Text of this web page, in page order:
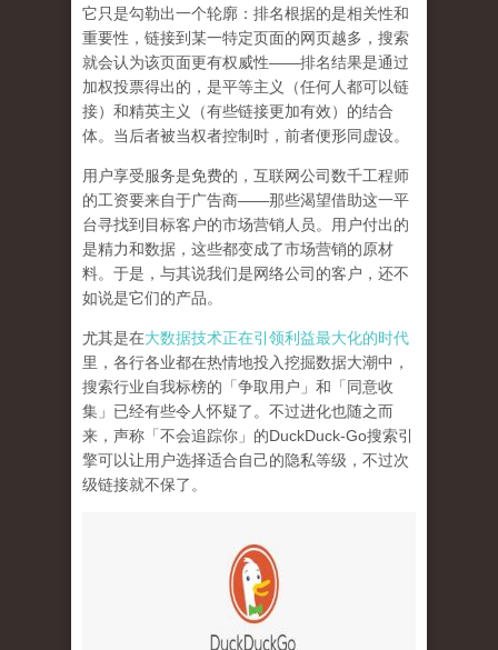
它只是勾勒出一个轮廓：排名根据的是相关性和
重要性，链接到某一特定页面的网页越多，搜索
就会认为该页面更有权威性——排名结果是通过
加权投票得出的，是平等主义（任何人都可以链
接）和精英主义（有些链接更加有效）的结合
体。 当后者被当权者控制时，前者便形同虚设。
用户享受服务是免费的，互联网公司数千工程师
的工资要来自于广告商——那些渴望借助这一平
台寻找到目标客户的市场营销人员。用户付出的
是精力和数据，这些都变成了市场营销的原材
料。于是， 与其说我们是网络公司的客户，还不
如说是它们的产品。
尤其是在大数据技术正在引领利益最大化的时代
里，各行各业都在热情地投入挖掘数据大潮中，
搜索行业自我标榜的「争取用户」和「同意收
集」已经有些令人怀疑了。不过进化也随之而
来，声称「不会追踪你」的DuckDuck-Go搜索引
擎可以让用户选择适合自己的隐私等级，不过次
级链接就不保了。